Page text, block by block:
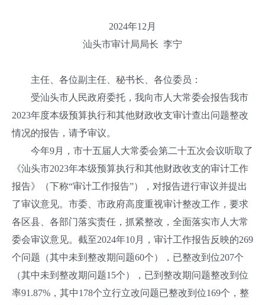
2024年12月
汕头市审计局局长 李宁
主任、各位副主任、秘书长、各位委员：
受汕头市人民政府委托，我向市人大常委会报告我市
2023年度本级预算执行和其他财政收支审计查出问题整改
情况的报告，请予审议。
今年9月，市十五届人大常委会第二十五次会议听取了
《汕头市2023年本级预算执行和其他财政收支的审计工作
报告》（下称“审计工作报告”），对报告进行审议并提出
了审议意见。市委、市政府高度重视审计整改工作，要求
各区县、各部门落实责任，抓紧整改，全面落实市人大常
委会审议意见。截至2024年10月，审计工作报告反映的269
个问题（其中未到整改期问题60个），已整改到位207个
（其中未到整改期问题15个），已到整改期问题整改到位
率91.87%，其中178个立行立改问题已整改到位169个，整